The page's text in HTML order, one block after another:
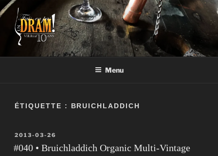
Aller
au
contenu
FAIS-EN PAS UN DRAM!
Un vrai blogue de péteux
Menu
ÉTIQUETTE : BRUICHLADDICH
PUBLIÉ
LE
2013-03-26
#040 • Bruichladdich Organic Multi-Vintage